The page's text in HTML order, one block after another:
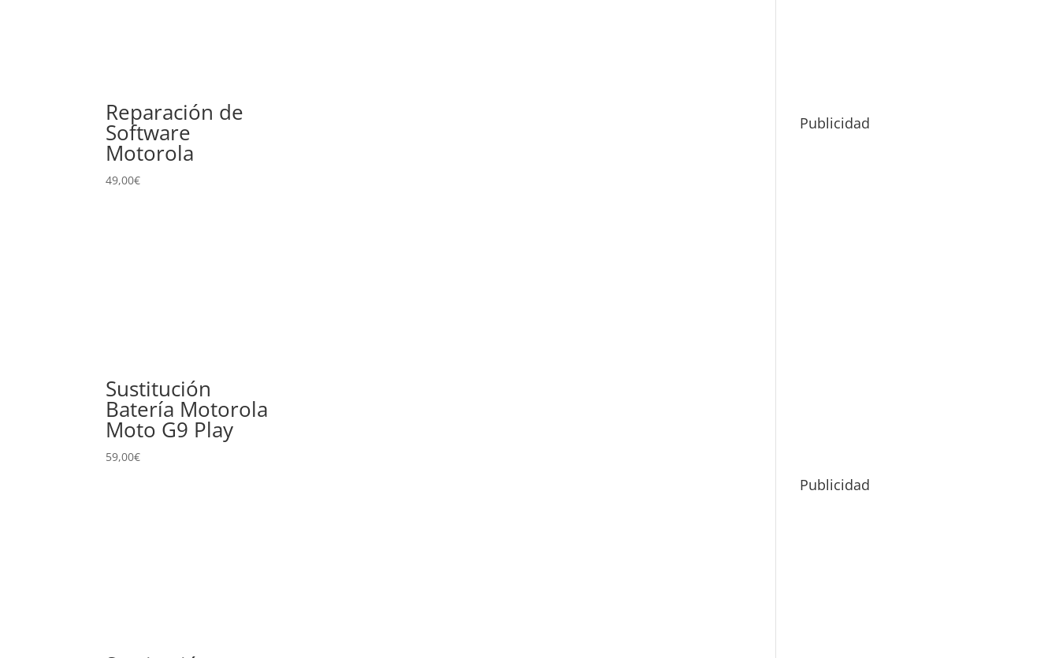
Reparación de
Software
Motorola
49,00€
Sustitución
Batería Motorola
Moto G9 Play
59,00€
Publicidad
Publicidad